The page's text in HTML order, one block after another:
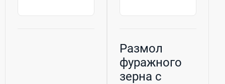
Размол
фуражного
зерна с